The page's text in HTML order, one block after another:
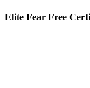
Elite Fear Free